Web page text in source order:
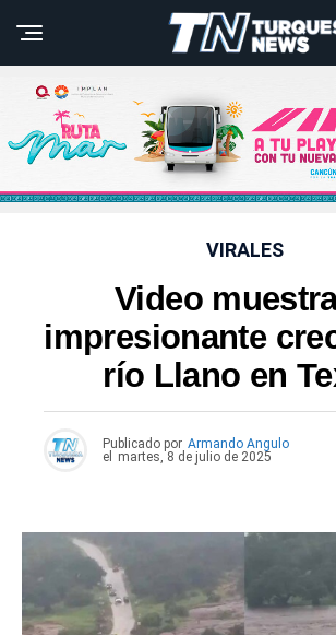
VIRALES
Video
impresionante
río Llano en
Publicado por Armando Angulo
el
martes, 8 de julio de 2025